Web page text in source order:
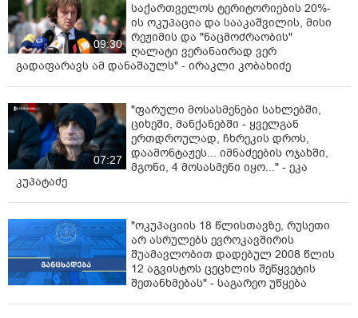
ოსეთის რესპუბლიკის ხელისუფლება მიიღებს ყველა
კანონიერ ზომას მოსახლეობის უსაფრთხოებისთვის
და საზღვრის დაცვისთვის", - განაცხადა ეგორ
კოჩიევმა.
09:30
საქართველოს ტერიტორიების 20%-
ის ოკუპაცია და სააკაშვილის, მისი
რეჟიმის და "ნაცმოძრაობის"
ღალატი ვერანაირად ვერ
გადაფარავს ამ დანაშაულს" - ირაკლი კობახიძე
07:27
"ფარული მოსასმენები სახლებში,
ციხეში, მანქანებში - ყველგან
ერთდროულად, ჩხრეკის დროს,
დაამონტაჟეს... იმნაძეების ოჯახში,
მგონი, 4 მოსასმენი იყო..." - ეკა
კუპატაძე
"ოკუპაციის 18 წლისთავზე, რუსეთი
არ ასრულებს ევროკავშირის
შუამავლობით დადებულ 2008 წლის
12 აგვისტოს ცეცხლის შეწყვეტის
შეთანხმებას" - საგარეო უწყება